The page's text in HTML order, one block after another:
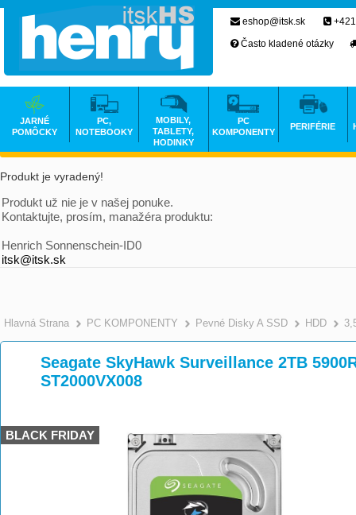
Produkt je vyradený!
Produkt už nie je v našej ponuke.
Kontaktujte, prosím, manažéra produktu:
Henrich Sonnenschein-ID0
itsk@itsk.sk
Hlavná Strana >
PC KOMPONENTY >
Pevné Disky A SSD HDD
Seagate SkyHawk Surveillance 2TB
ST2000VX008
BLACK FRIDAY
eshop@itsk.sk
Často kladené otázky
JARNÉ
POMÔCKY
PC,
NOTEBOOKY
MOBILY,
TABLETY,
HODINKY
PC
KOMPONENTY
PERIFÉRIE